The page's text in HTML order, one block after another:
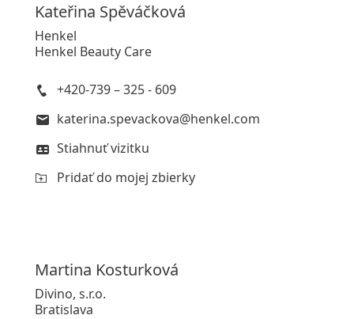
Kateřina Spěváčková
Henkel
Henkel Beauty Care
+420-739 – 325 - 609
katerina.spevackova@henkel.com
Stiahnuť vizitku
Pridať do mojej zbierky
Martina Kosturková
Divino, s.r.o.
Bratislava